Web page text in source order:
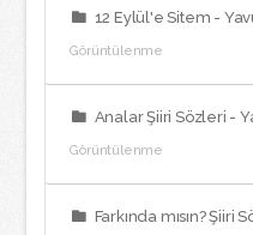
12 Eylül'e Sitem -
Görüntülenme
Analar Şiiri Sözleri -
Görüntülenme
Farkında mısın?